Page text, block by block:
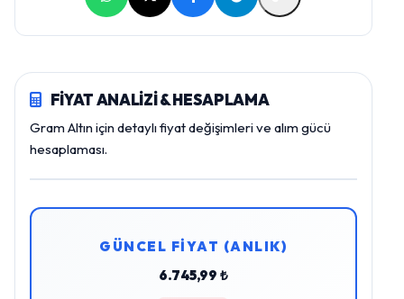
FİYAT ANALİZİ & HESAPLAMA
Gram Altın için detaylı fiyat değişimleri ve alım gücü
hesaplaması.
GÜNCEL FİYAT (ANLIK)
6.745,99 ₺